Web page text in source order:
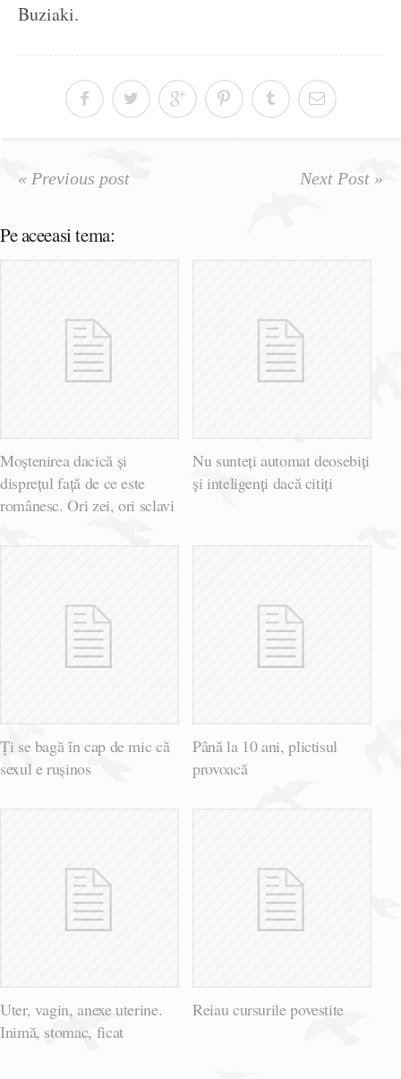
Buziaki.
« Previous post Next Post »
Pe aceeasi tema:
Moștenirea dacică și
disprețul față de ce este
românesc. Ori zei, ori sclavi
Nu sunteți automat deosebiți
și inteligenți dacă citiți
Ți se bagă în cap de mic că
sexul e rușinos
Până la 10 ani, plictisul
provoacă
Uter, vagin, anexe uterine.
Inimă, stomac, ficat
Reiau cursurile povestite